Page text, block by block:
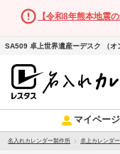
【令和8年熊本地震
SA509 卓上世界遺産ーデスク （
マイページ
名入れカレンダー製作所 卓上カレンダー